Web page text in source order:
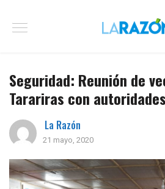
Seguridad: Reunión de
Tarariras con autoridades
La Razón
21 mayo, 2020